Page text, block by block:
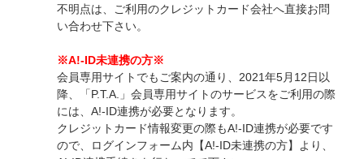
不明点は、ご利用のクレジットカード会社へ直接お問
い合わせ下さい。
※A!-ID未連携の方※
会員専用サイトでもご案内の通り、2021年5月12日以
降、「P.T.A.」会員専用サイトのサービスをご利用の際
には、A!-ID連携が必要となります。
クレジットカード情報変更の際もA!-ID連携が必要です
ので、ログインフォーム内【A!-ID未連携の方】より、